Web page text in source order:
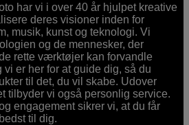
har vi i over 40 år hjulpet kreative
deres visioner inden for
musik, kunst og teknologi. Vi
og de mennesker, der
rette værktøjer kan forvandle
er her for at guide dig, så du
til det, du vil skabe. Udover
tilbyder vi også personlig service.
engagement sikrer vi, at du får
til dig.